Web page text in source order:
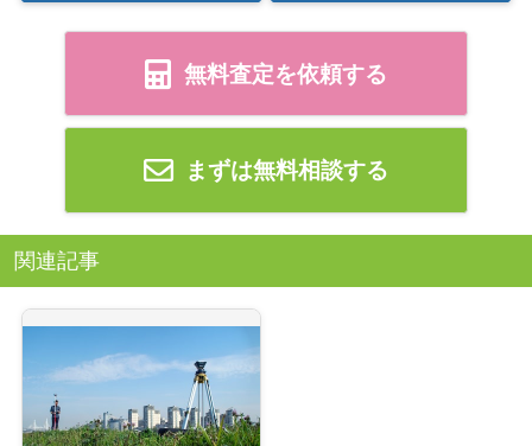
無料査定を依頼する
まずは無料相談する
関連記事